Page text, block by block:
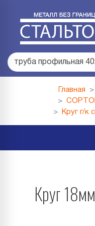
труба профильная
Главная
Круг г/к
Круг